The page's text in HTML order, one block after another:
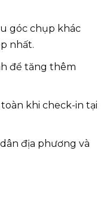
góc chụp khác
nhất.
để tăng thêm
khi check-in tại
địa phương và